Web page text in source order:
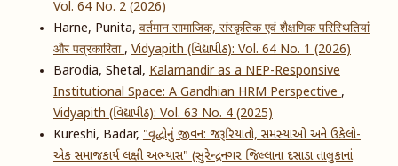
Vol. 64 No. 2 (2026)
Harne, Punita, वर्तमान सामाजिक, संस्कृतिक एवं शैक्षणिक परिस्थितियां
और पत्रकारिता, Vidyapith (વિદ્યાપીઠ): Vol. 64 No. 1 (2026)
Barodia, Shetal, Kalamandir as a NEP-Responsive
Institutional Space: A Gandhian HRM Perspective ,
Vidyapith (વિદ્યાપીઠ): Vol. 63 No. 4 (2025)
Kureshi, Badar, "વૃદ્ધોનું જીવન: જરૂરિયાતો, સમસ્યાઓ અને ઉકેલો-
એક સમાજકાર્ય લક્ષી અભ્યાસ" (સુરેન્દ્રનગર જિલ્લાના દસાડા તાલુકાનાં